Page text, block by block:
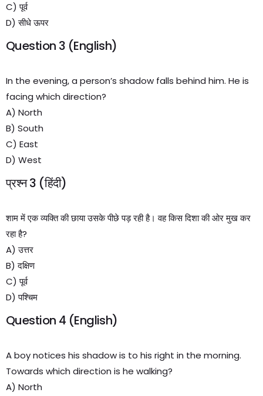
C) पूर्व
D) सीधे ऊपर
Question 3 (English)
In the evening, a person’s shadow falls behind him. He is
facing which direction?
A) North
B) South
C) East
D) West
प्रश्न 3 (हिंदी)
शाम में एक व्यक्ति की छाया उसके पीछे पड़ रही है। वह किस दिशा की ओर मुख कर
रहा है?
A) उत्तर
B) दक्षिण
C) पूर्व
D) पश्चिम
Question 4 (English)
A boy notices his shadow is to his right in the morning.
Towards which direction is he walking?
A) North